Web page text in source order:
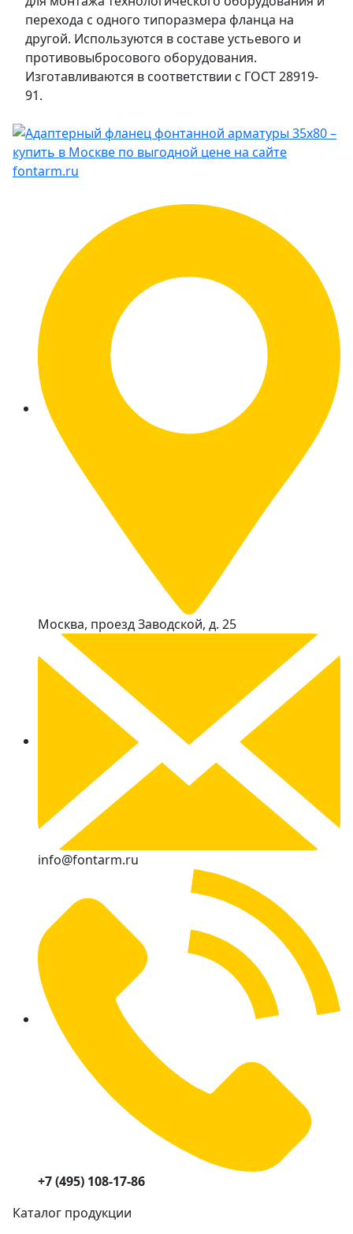
перехода с одного типоразмера фланца на
другой. Используются в составе устьевого и
противовыбросового оборудования.
Изготавливаются в соответствии с ГОСТ 28919-
91.
Москва, проезд Заводской, д. 25
info@fontarm.ru
+7 (495) 108-17-86
Каталог продукции